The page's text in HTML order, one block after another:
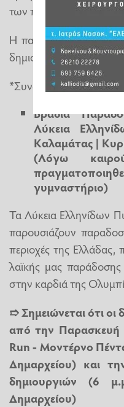
των παιδιών.
Η παρουσίαση γίνεται
δημιουργούς.
*Συνδιοργάνωση:
Βραδιά
Λύκεια
Καλαμάτας |
(Λόγω
γυμναστήριο)
Τα Λύκεια Ελληνίδων
παρουσιάζουν
περιοχές της
λαϊκής μας παράδοσης
στην καρδιά της
➱Σημειώνεται ότι
από την Παρασκευή
Run - Μοντέρνο
Δημαρχείου) και
δημιουργιών (6
Δημαρχείου)